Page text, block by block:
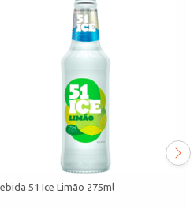
51 Ice Limão 275ml